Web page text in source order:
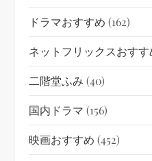
ドラマおすすめ (162)
ネットフリックスおすす
二階堂ふみ (40)
国内ドラマ (156)
映画おすすめ (452)